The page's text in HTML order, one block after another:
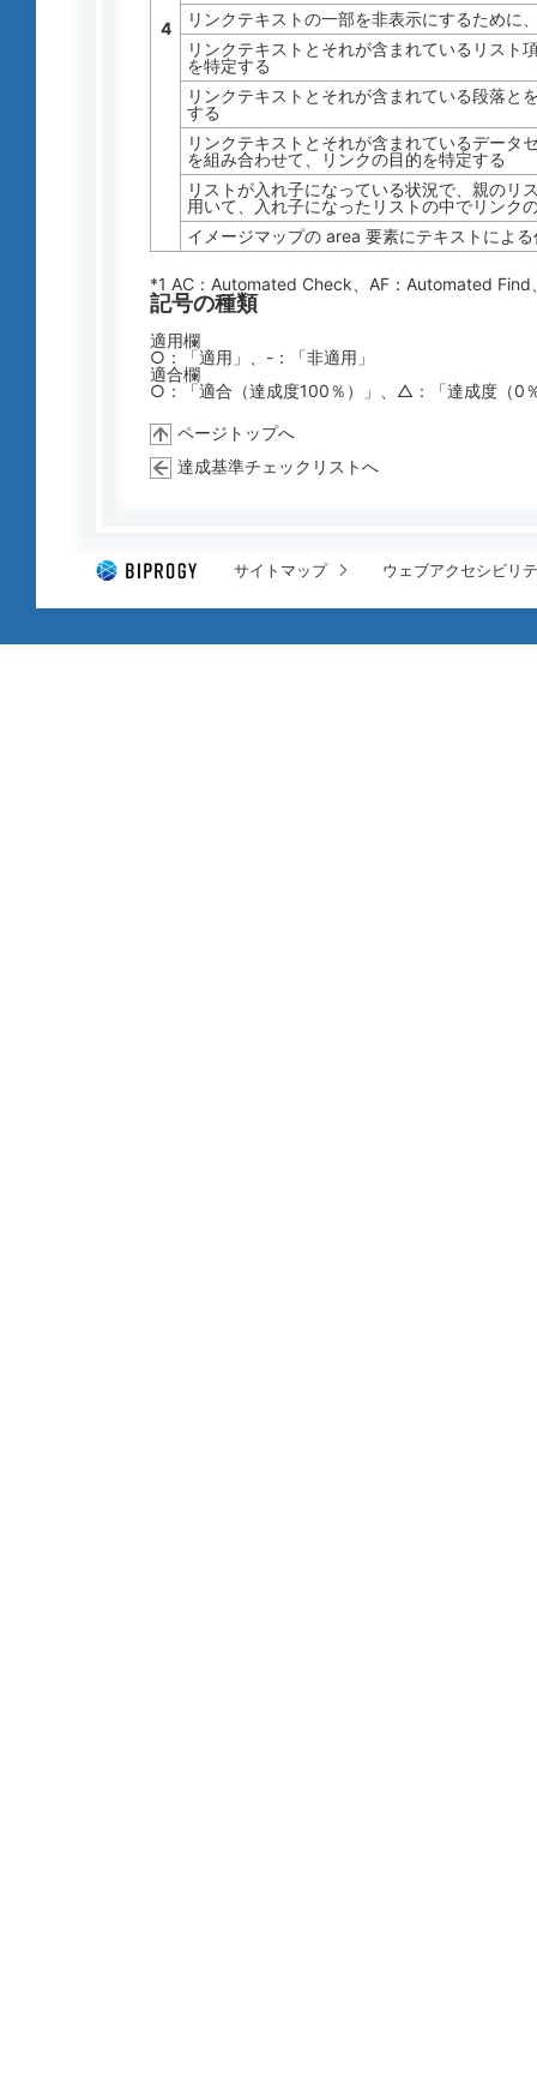
4
リンクテキストの一部を非表示にするために
リンクテキストとそれが含まれているリスト
を特定する
リンクテキストとそれが含まれている段落と
する
リンクテキストとそれが含まれているデータ
を組み合わせて、リンクの目的を特定する
リストが入れ子になっている状況で、親のリ
用いて、入れ子になったリストの中でリンク
イメージマップの area 要素にテキストによ
*1 AC： Automated Check 、AF： Automated Find
記号の種類
適用欄
○：「適用」、-：「非適用」
適合欄
○：「適合（達成度100％）」、△：「達成度（0
ページトップへ
達成基準チェックリストへ
サイトマップ ウェブアクセシビリ